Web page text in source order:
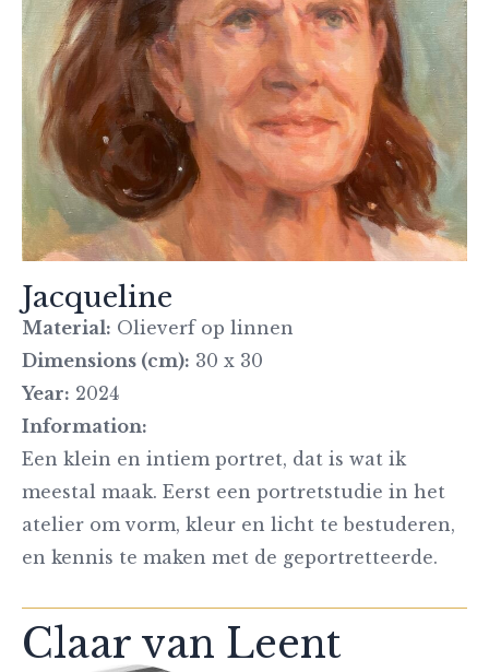
Jacqueline
Material: Olieverf op linnen
Dimensions (cm): 30 x 30
Year: 2024
Information:
Een klein en intiem portret, dat is wat ik
meestal maak. Eerst een portretstudie in het
atelier om vorm, kleur en licht te bestuderen,
en kennis te maken met de geportretteerde.
Claar van Leent